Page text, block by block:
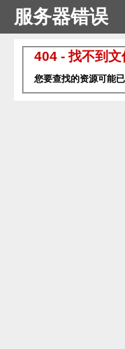
服务器错误
404 - 找不到文
您要查找的资源可能